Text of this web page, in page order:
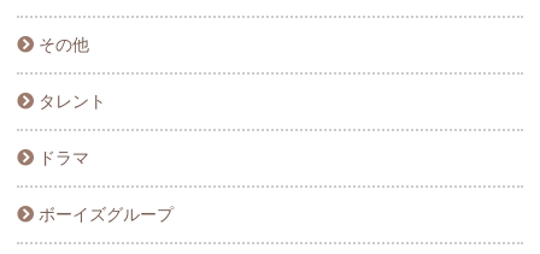
その他
タレント
ドラマ
ボーイズグループ